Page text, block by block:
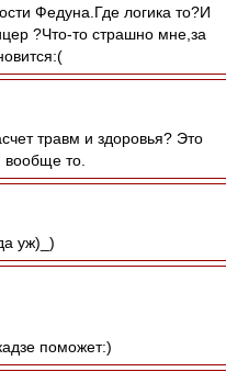
Федуна.Где логика то?И
?Что-то страшно мне,за
травм и здоровья? Это
то.
уж)_)
поможет:)